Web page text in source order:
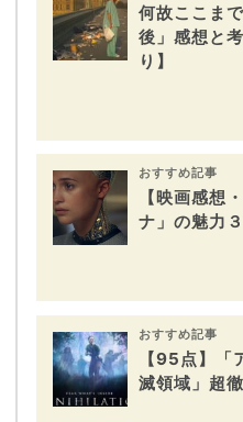
何故ここま
後」感想と
り】
おすすめ記事
【映画感想
ナ」の魅力
おすすめ記事
【95点】
滅領域」超